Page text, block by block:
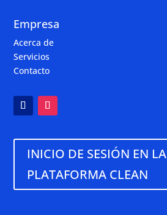
Empresa
Acerca de
Servicios
Contacto
INICIO DE SESIÓN EN LA
PLATAFORMA CLEAN